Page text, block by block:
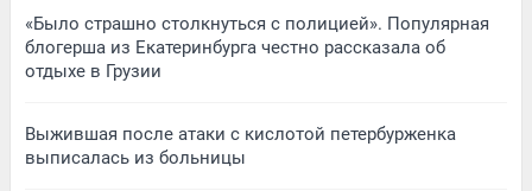
«Было страшно столкнуться с полицией». Популярная
блогерша из Екатеринбурга честно рассказала об
отдыхе в Грузии
Выжившая после атаки с кислотой петербурженка
выписалась из больницы